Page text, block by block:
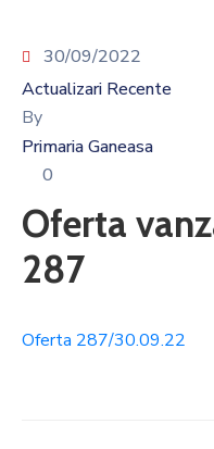
30/09/2022
Actualizari Recente
By
Primaria Ganeasa
0
Oferta
287
Oferta 287/30.09.22